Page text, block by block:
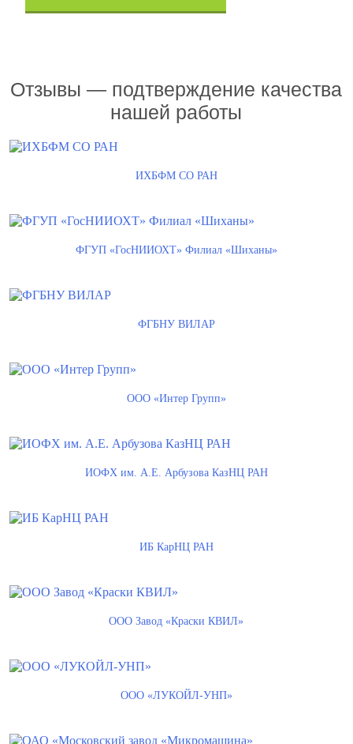
Отзывы — подтверждение качества
нашей работы
ИХБФМ СО РАН
ФГУП «ГосНИИОХТ» Филиал «Шиханы»
ФГБНУ ВИЛАР
ООО «Интер Групп»
ИОФХ им. А.Е. Арбузова КазНЦ РАН
ИБ КарНЦ РАН
ООО Завод «Краски КВИЛ»
ООО «ЛУКОЙЛ-УНП»